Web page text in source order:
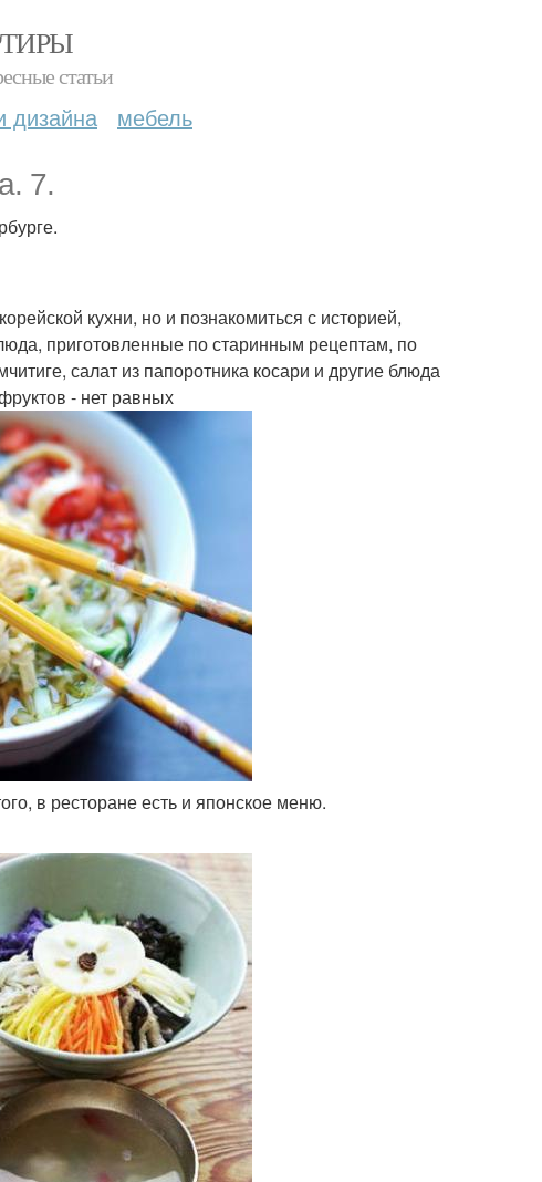
статьи
дизайна мебель
7.
кухни, но и познакомиться с историей,
приготовленные по старинным рецептам, по
салат из папоротника косари и другие блюда
- нет равных
в ресторане есть и японское меню.